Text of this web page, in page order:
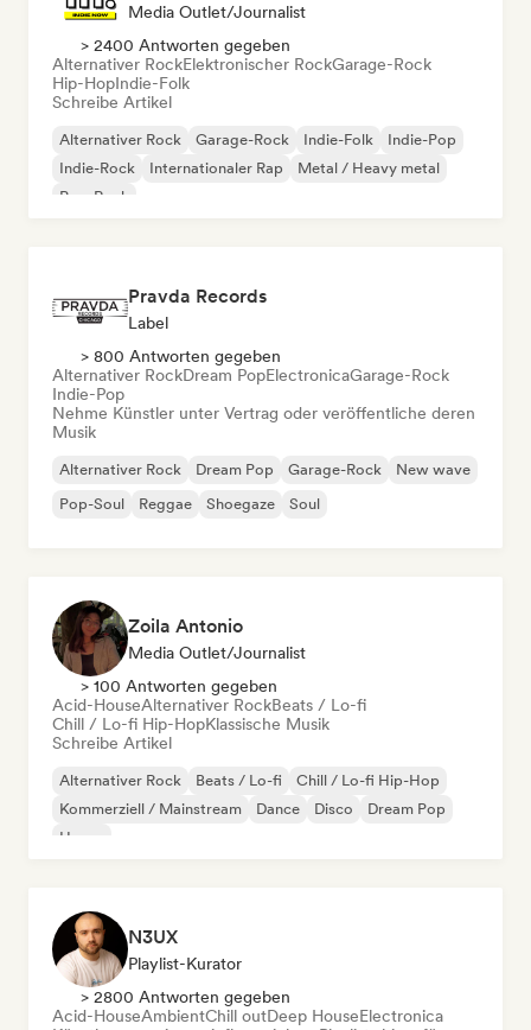
Media Outlet/Journalist
> 2400 Antworten gegeben
Alternativer RockElektronischer RockGarage-Rock
Hip-HopIndie-Folk
Schreibe Artikel
Alternativer Rock Garage-Rock Indie-Folk
Indie-Pop
Indie-Rock
Internationaler Rap
Metal / Heavy metal
Pop-Rock
Pravda Records
Label
> 800 Antworten gegeben
Alternativer RockDream PopElectronicaGarage-Rock
Indie-Pop
Nehme Künstler unter Vertrag oder veröffentliche deren
Musik
Alternativer Rock Dream Pop Garage-Rock
New wave
Pop-Soul
Reggae Shoegaze Soul
Zoila Antonio
Media Outlet/Journalist
> 100 Antworten gegeben
Acid-HouseAlternativer RockBeats / Lo-fi
Chill / Lo-fi Hip-HopKlassische Musik
Schreibe Artikel
Alternativer Rock Beats / Lo-fi
Chill / Lo-fi Hip-Hop
Kommerziell / Mainstream
Dance Disco
Dream Pop
House
N3UX
Playlist-Kurator
> 2800 Antworten gegeben
Acid-HouseAmbientChill outDeep HouseElectronica